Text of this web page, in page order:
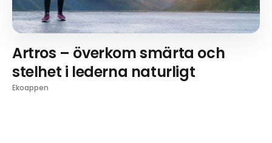
Artros – överkom smärta och
stelhet i lederna naturligt
Ekoappen